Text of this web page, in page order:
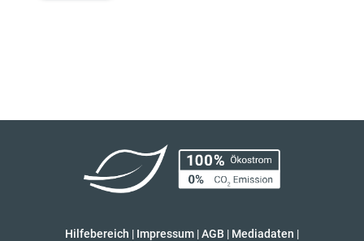
Hilfebereich | Impressum |AGB | Mediadaten |